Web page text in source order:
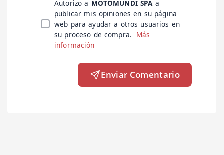
Autorizo a MOTOMUNDI SPAa
publicar mis opiniones en su página
web para ayudar a otros usuarios en
su proceso de compra. Más
información
Enviar Comentario